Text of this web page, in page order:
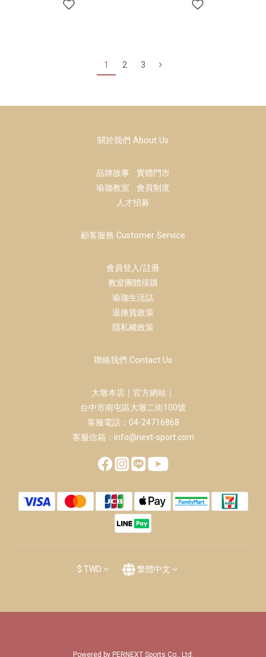
1 2 3
關於我們 About Us
品牌故事 實體門市
瑜珈教室 會員制度
人才招募
顧客服務 Customer Service
會員登入/註冊
教室團體採購
瑜珈生活誌
退換貨政策
隱私權政策
聯絡我們 Contact Us
大墩本店｜官方網站｜
台中市南屯區大墩二街100號
客服電話：04-24716868
客服信箱：info@next-sport.com
$ TWD 繁體中文
Powered by PERNEXT Sports Co., Ltd.